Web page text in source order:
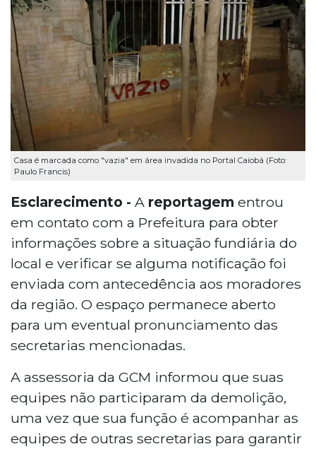
Casa é marcada como "vazia" em área invadida no Portal Caiobá (Foto:
Paulo Francis)
Esclarecimento - A reportagem entrou
em contato com a Prefeitura para obter
informações sobre a situação fundiária do
local e verificar se alguma notificação foi
enviada com antecedência aos moradores
da região. O espaço permanece aberto
para um eventual pronunciamento das
secretarias mencionadas.
A assessoria da GCM informou que suas
equipes não participaram da demolição,
uma vez que sua função é acompanhar as
equipes de outras secretarias para garantir